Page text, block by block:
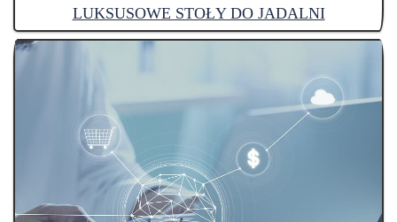
LUKSUSOWE STOŁY DO JADALNI